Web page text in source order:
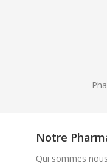
Notre
Qui sommes